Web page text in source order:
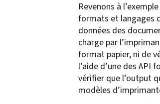
Revenons à
formats et langages
données des
charge par
format papier, ni de
l’aide d’une des
vérifier que l’output
modèles